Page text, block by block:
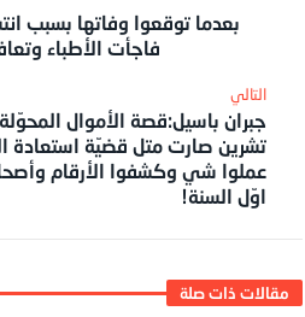
بعدما توقعوا وفاتها بسبب
فاجأت الأطباء
‎التالي
تشرين صارت متل قضيّة استعادة
عملوا شي وكشفوا الأرقام
اوّل السنة!